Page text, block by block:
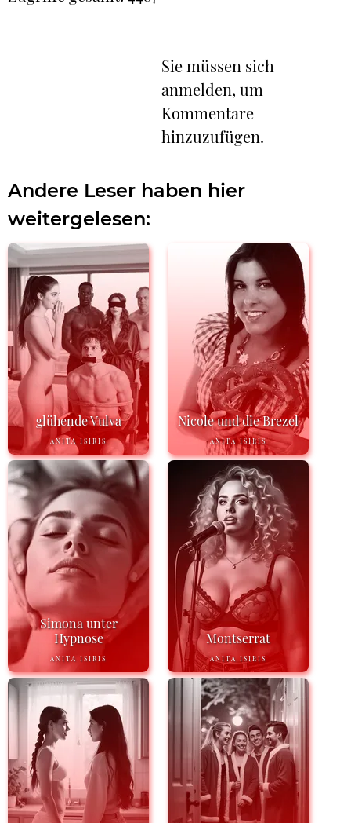
Sie müssen sich
anmelden, um
Kommentare
hinzuzufügen.
Andere Leser haben hier
weitergelesen:
glühende Vulva
ANITA ISIRIS
Nicole und die Brezel
ANITA ISIRIS
Simona unter
Hypnose
ANITA ISIRIS
Montserrat
ANITA ISIRIS